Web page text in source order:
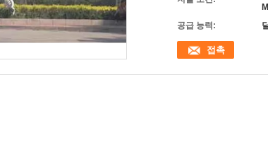
공급 능력:
접촉